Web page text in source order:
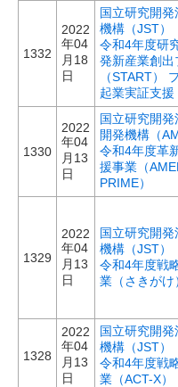
1332
2022
年04
月18
日
国立研究開
機構（JST）
令和4年度研
発新産業創出
（START）
起業実証支援
1330
2022
年04
月13
日
国立研究開
開発機構（
令和4年度革
援事業（
PRIME）
1329
2022
年04
月13
日
国立研究開
機構（JST）
令和4年度戦
業（さきがけ
1328
2022
年04
月13
日
国立研究開
機構（JST）
令和4年度戦
業（ACT-X）